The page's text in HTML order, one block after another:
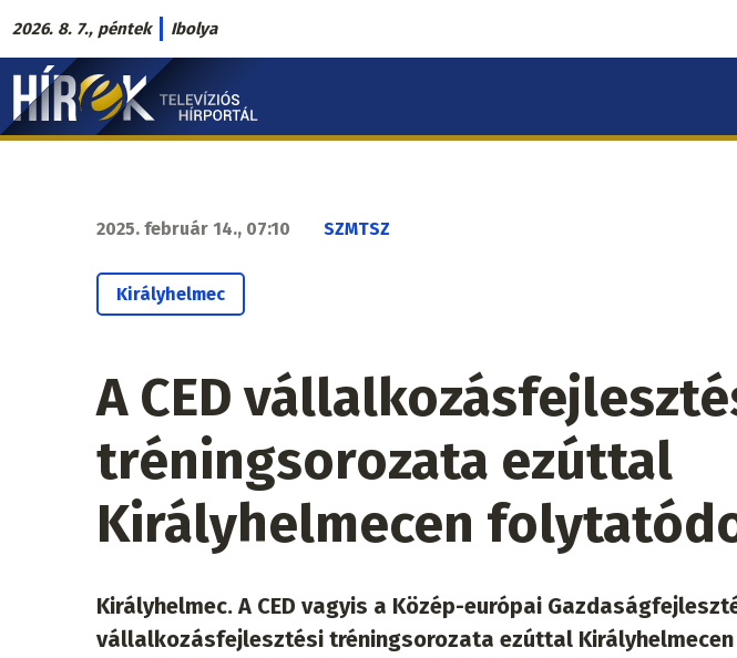
Ugrás
a
tartalomra
2026. 8. 7., péntek Ibolya
Hírek.sk
fő
2025. február 14., 07:10 SZMTSZ
Királyhelmec
A CED
tréningsorozata ezúttal
Királyhelmecen
Királyhelmec. A CED vagyis a Közép-európai
vállalkozásfejlesztési tréningsorozata ezúttal